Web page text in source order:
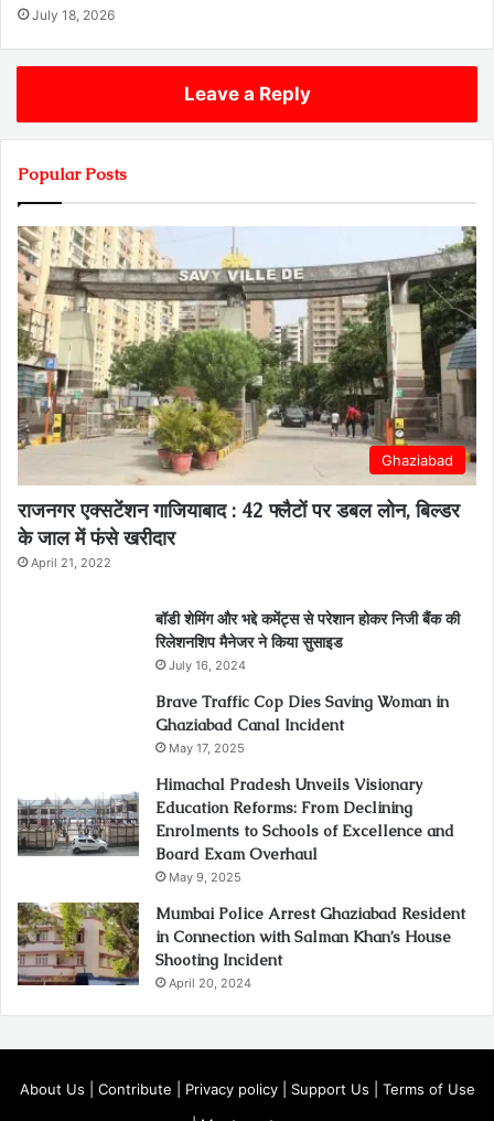
July 18, 2026
Leave a Reply
Popular Posts
Ghaziabad
राजनगर एक्सटेंशन गाजियाबाद : 42 फ्लैटों पर डबल लोन, बिल्डर
के जाल में फंसे खरीदार
April 21, 2022
बॉडी शेमिंग और भद्दे कमेंट्स से परेशान होकर निजी बैंक की
रिलेशनशिप मैनेजर ने किया सुसाइड
July 16, 2024
Brave Traffic Cop Dies Saving Woman in
Ghaziabad Canal Incident
May 17, 2025
Himachal Pradesh Unveils Visionary
Education Reforms: From Declining
Enrolments to Schools of Excellence and
Board Exam Overhaul
May 9, 2025
Mumbai Police Arrest Ghaziabad Resident
in Connection with Salman Khan’s House
Shooting Incident
April 20, 2024
About Us Contribute Privacy policy| Support Us
Terms of Use